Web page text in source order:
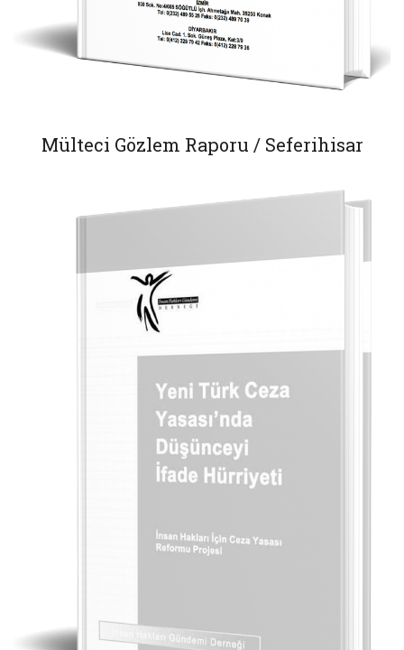
Mülteci Gözlem Raporu / Seferihisar